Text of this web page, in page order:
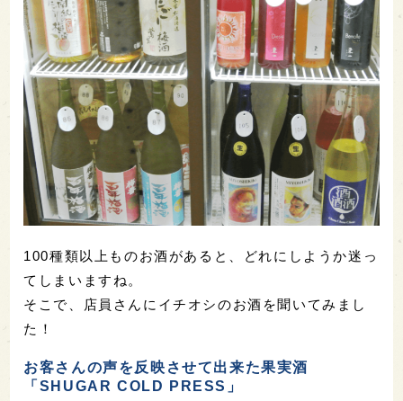
100種類以上ものお酒があると、どれにしようか迷っ
てしまいますね。
そこで、店員さんにイチオシのお酒を聞いてみまし
た！
お客さんの声を反映させて出来た果実酒
「 SHUGAR COLD PRESS 」